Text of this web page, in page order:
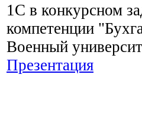
1С в конкурсном
компетенции
Военный
Презентация